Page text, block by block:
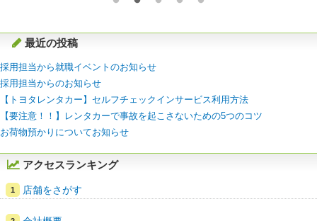
最近の投稿
採用担当から就職イベントのお知らせ
採用担当からのお知らせ
【トヨタレンタカー】セルフチェックインサービス利用方法
【要注意！！】レンタカーで事故を起こさないための5つのコツ
お荷物預かりについてお知らせ
アクセスランキング
店舗をさがす